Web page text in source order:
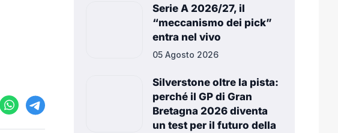
Serie A 2026/27, il
“meccanismo dei pick”
entra nel vivo
05 Agosto 2026
Silverstone oltre la pista:
perché il GP di Gran
Bretagna 2026 diventa
un test per il futuro della